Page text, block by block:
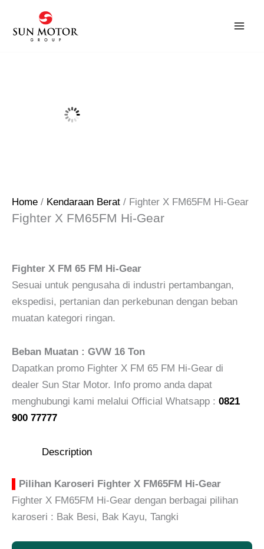
content
Home / Kendaraan Berat / Fighter X FM65FM Hi-Gear
Fighter X FM65FM Hi-Gear
Fighter X FM 65 FM Hi-Gear
Sesuai untuk pengusaha di industri pertambangan,
ekspedisi, pertanian dan perkebunan dengan beban
muatan kategori ringan.
Beban Muatan : GVW 16 Ton
Dapatkan promo Fighter X FM 65 FM Hi-Gear di
dealer Sun Star Motor. Info promo anda dapat
menghubungi kami melalui Official Whatsapp : 0821
900 77777
Description
Pilihan Karoseri Fighter X FM65FM Hi-Gear
Fighter X FM65FM Hi-Gear dengan berbagai pilihan
karoseri : Bak Besi, Bak Kayu, Tangki